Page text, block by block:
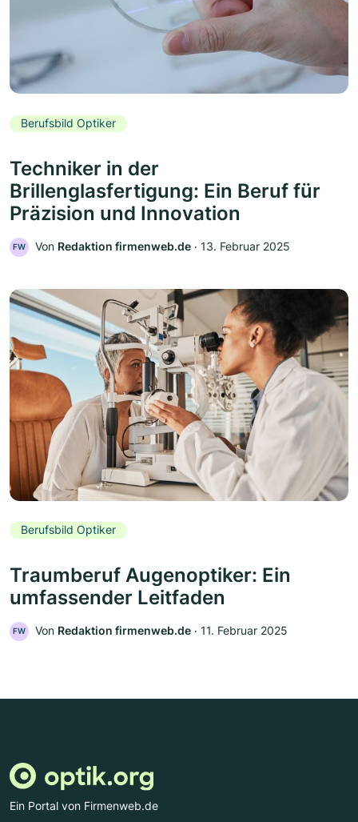
Berufsbild Optiker
Techniker in der
Brillenglasfertigung: Ein Beruf für
Präzision und Innovation
FW Von Redaktion firmenweb.de ‧ 13. Februar 2025
Berufsbild Optiker
Traumberuf Augenoptiker: Ein
umfassender Leitfaden
FW Von Redaktion firmenweb.de ‧ 11. Februar 2025
Ein Portal von Firmenweb.de